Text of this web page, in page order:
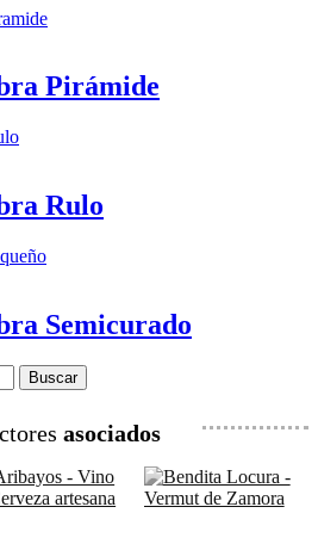
Pirámide
Rulo
Semicurado
asociados